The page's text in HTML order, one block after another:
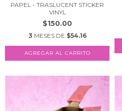
PAPEL - TRASLUCENT STICKER
VINYL
$150.00
3 MESES DE $54.16